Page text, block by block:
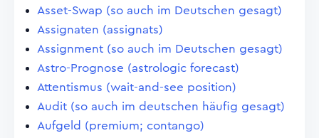
Asset-Swap (so auch im Deutschen gesagt)
Assignaten (assignats)
Assignment (so auch im Deutschen gesagt)
Astro-Prognose (astrologic forecast)
Attentismus (wait-and-see position)
Audit (so auch im deutschen häufig gesagt)
Aufgeld (premium; contango)